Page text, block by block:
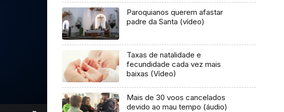
Paroquianos querem afastar
padre da Santa (vídeo)
Taxas de natalidade e
fecundidade cada vez mais
baixas (Vídeo)
Mais de 30 voos cancelados
devido ao mau tempo (áudio)